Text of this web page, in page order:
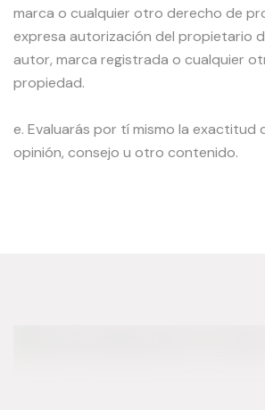
marca o cualquier otro derecho de
expresa autorización del propietario
autor, marca registrada o cualquier
propiedad.
e. Evaluarás por tí mismo la exactitud
opinión, consejo u otro contenido.